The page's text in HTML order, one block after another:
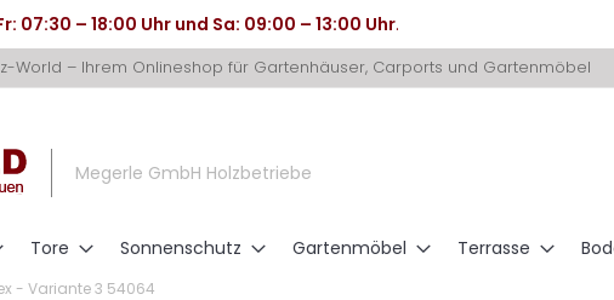
07:30 – 18:00 Uhr und Sa: 09:00 – 13:00 Uhr.
World – Ihrem Onlineshop für Gartenhäuser, Carports und Gartenmöbel
Megerle GmbH Holzbetriebe
Tore Sonnenschutz Gartenmöbel Terrasse
- Variante 3 54064